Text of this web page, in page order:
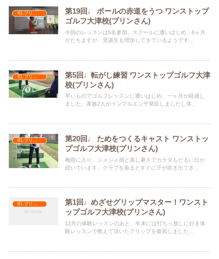
第19回♩ ボールの赤道をうつ ワンストップ
ゴルフ大津校(プリンさん)
今回のレッスンは5名参加。スクールに通いはじめ、6ヶ月
がたちますが、受講生も増加してきているようです...
第5回♩転がし練習 ワンストップゴルフ大津
校(プリンさん)
早いものでゴルフレッスンに通いはじめ、一ヶ月が経過し
ました。家族2人がインフルエンザ発症しましたし体...
61.プリンさん
第20回♩ ためをつくるキャスト ワンストッ
プゴルフ大津校(プリンさん)
梅雨に入り、ジメジメ感と蒸し暑さでカラダもだるい日が
続いています。クラブを振るとすぐに汗が吹き出てき...
61.プリンさん
第1回♩めざせグリップマスター！ワンスト
ップゴルフ大津校(プリンさん)
12月の体験レッスンのあと、年末には打ちっ放しに行き体
験レッスンで教えて頂いたグリップを復習しました...